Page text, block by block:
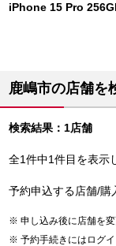
iPhone 15 Pro
鹿嶋市の店舗を
検索結果：1店舗
全1件中1件目を表示
予約申込する店舗/購
申し込み後に店舗を
予約手続きにはログイ